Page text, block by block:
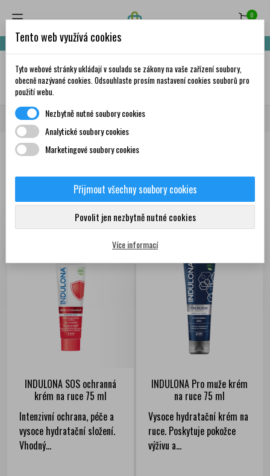
0
Nakupte za 999,- Kč a získáte dopravu zdarma!
✦AI
Domů Krása a péče Péče o ruce Krémy na ruce
Produkty
Seřadit podle: První nové produkty
Zobrazení 1-12 z 54
položek
INDULONA SOS ochranná
krém na ruce 75 ml
Intenzivní ochrana, péče a
vysoce hydratační složení.
Vhodný...
INDULONA Pro muže krém
na ruce 75 ml
Vysoce hydratační krém na
ruce. Poskytuje pokožce
výživu a...
Tento web využívá cookies
Tyto webové stránky ukládají v souladu se zákony na vaše zařízení soubory,
obecně nazývané cookies. Odsouhlaste prosím nastavení cookies souborů pro
použití webu.
Nezbytně nutné soubory cookies
Analytické soubory cookies
Marketingové soubory cookies
Přijmout všechny soubory cookies
Povolit jen nezbytně nutné cookies
Více informací